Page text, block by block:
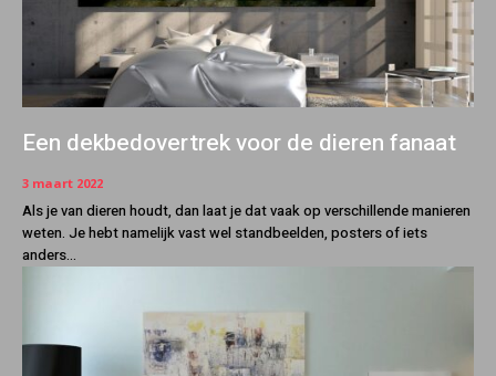
Een dekbedovertrek voor de dieren fanaat
3 maart 2022
Als je van dieren houdt, dan laat je dat vaak op verschillende manieren
weten. Je hebt namelijk vast wel standbeelden, posters of iets
anders...